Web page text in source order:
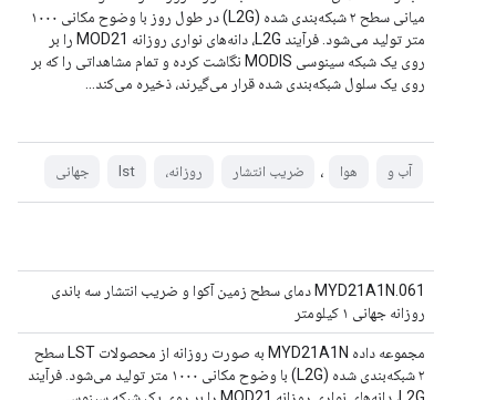
میانی سطح ۲ شبکه‌بندی شده (L2G) در طول روز با وضوح مکانی ۱۰۰۰
متر تولید می‌شود. فرآیند L2G، دانه‌های نواری روزانه MOD21 را بر
روی یک شبکه سینوسی MODIS نگاشت کرده و تمام مشاهداتی را که بر
روی یک سلول شبکه‌بندی شده قرار می‌گیرند، ذخیره می‌کند...
آب و هوا ، ضریب انتشار روزانه، lst جهانی
MYD21A1N.061 دمای سطح زمین آکوا و ضریب انتشار سه باندی
روزانه جهانی ۱ کیلومتر
مجموعه داده MYD21A1N به صورت روزانه از محصولات LST سطح
۲ شبکه‌بندی شده (L2G) با وضوح مکانی ۱۰۰۰ متر تولید می‌شود. فرآیند